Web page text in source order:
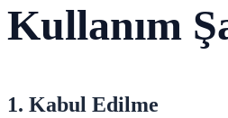
Kullanım
1. Kabul Edilme